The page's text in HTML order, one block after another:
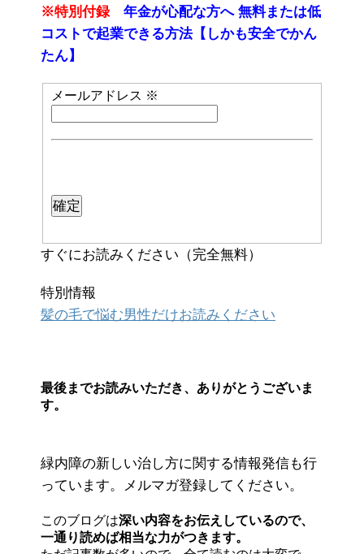
※特別付録
年金が心配な方へ 無料または低
コストで起業できる方法【しかも安全でかん
たん】
メールアドレス ※
すぐにお読みください（完全無料）
特別情報
髪の毛で悩む男性だけお読みください
最後までお読みいただき、ありがとうございま
す。
緑内障の新しい治し方に関する情報発信も行
っています。メルマガ登録してください。
このブログは深い内容をお伝えしているので、
一通り読めば相当な力がつきます。